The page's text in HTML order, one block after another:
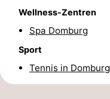
Schwimmbader
Radfahren
Wellness-Zentren
Spa Domburg
Sport
Tennis in Domburg